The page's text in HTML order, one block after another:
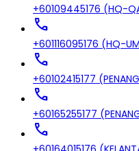
+60109445176 (HQ-
call
+601116095176 (HQ-
call
+60102415177
call
+60165255177
call